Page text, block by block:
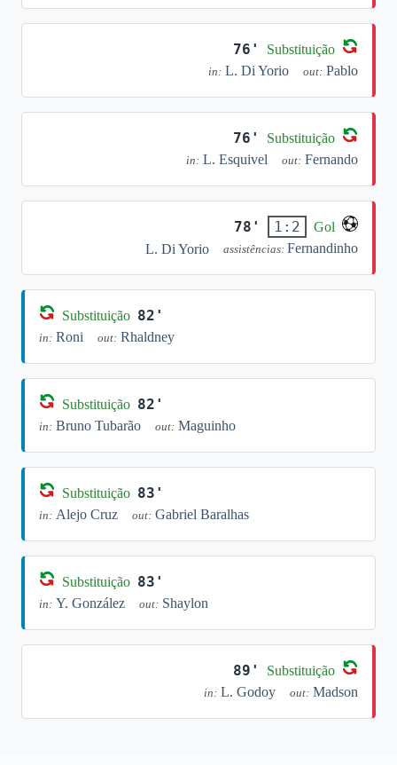
76' Substituição
in: L. Di Yorio out: Pablo
76' Substituição
in: L. Esquivel out: Fernando
78' 1:2
Gol
L. Di Yorio
assistências: Fernandinho
Substituição 82'
in: Roni out: Rhaldney
Substituição 82'
in: Bruno Tubarão out: Maguinho
Substituição 83'
in: Alejo Cruz out: Gabriel Baralhas
Substituição 83'
in: Y. González out: Shaylon
89' Substituição
in: L. Godoy out: Madson